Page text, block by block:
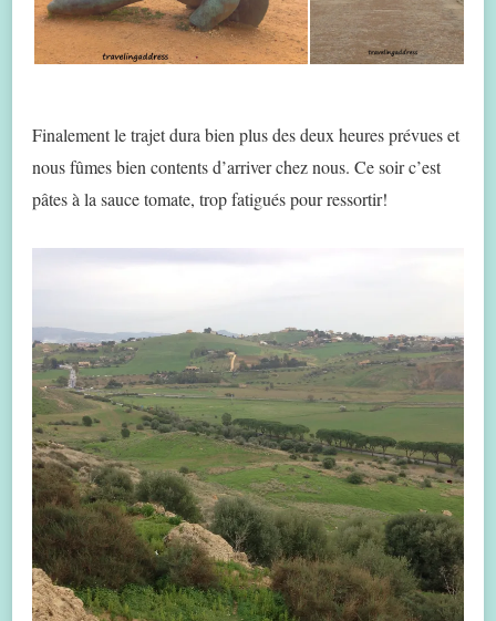
Finalement le trajet dura bien plus des deux heures prévues et
nous fûmes bien contents d’arriver chez nous. Ce soir c’est
pâtes à la sauce tomate, trop fatigués pour ressortir!